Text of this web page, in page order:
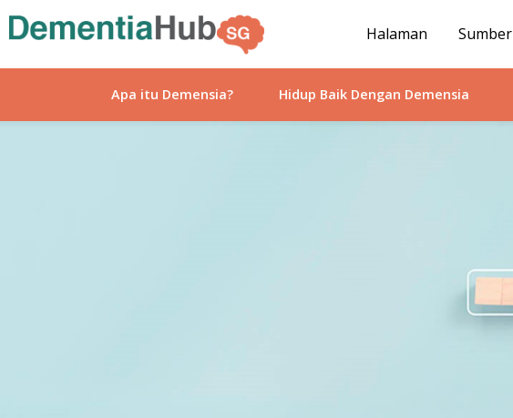
Halaman Sumber
Apa itu Demensia? Hidup Baik Dengan Demensia